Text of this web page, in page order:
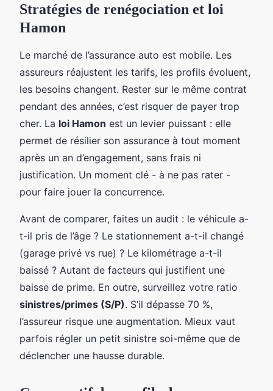
Stratégies de renégociation et loi
Hamon
Le marché de l’assurance auto est mobile. Les
assureurs réajustent les tarifs, les profils évoluent,
les besoins changent. Rester sur le même contrat
pendant des années, c’est risquer de payer trop
cher. La loi Hamon est un levier puissant : elle
permet de résilier son assurance à tout moment
après un an d’engagement, sans frais ni
justification. Un moment clé - à ne pas rater -
pour faire jouer la concurrence.
Avant de comparer, faites un audit : le véhicule a-
t-il pris de l’âge ? Le stationnement a-t-il changé
(garage privé vs rue) ? Le kilométrage a-t-il
baissé ? Autant de facteurs qui justifient une
baisse de prime. En outre, surveillez votre ratio
sinistres/primes (S/P). S’il dépasse 70 %,
l’assureur risque une augmentation. Mieux vaut
parfois régler un petit sinistre soi-même que de
déclencher une hausse durable.